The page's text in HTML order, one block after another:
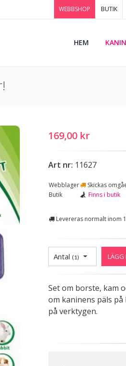
WEBBSHOP BUTIK
HEM KANIN
169,00 kr
Art nr: 11627
Webblager
Skickas
Butik
Finns i butik
Levereras normalt inom
Antal (1) LÄGG
Set om borste, kam
om kaninens päls
på verktygen.